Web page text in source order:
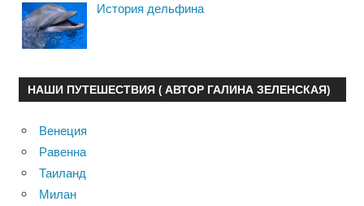
История дельфина
НАШИ ПУТЕШЕСТВИЯ ( АВТОР ГАЛИНА ЗЕЛЕНСКАЯ)
Венеция
Равенна
Таиланд
Милан